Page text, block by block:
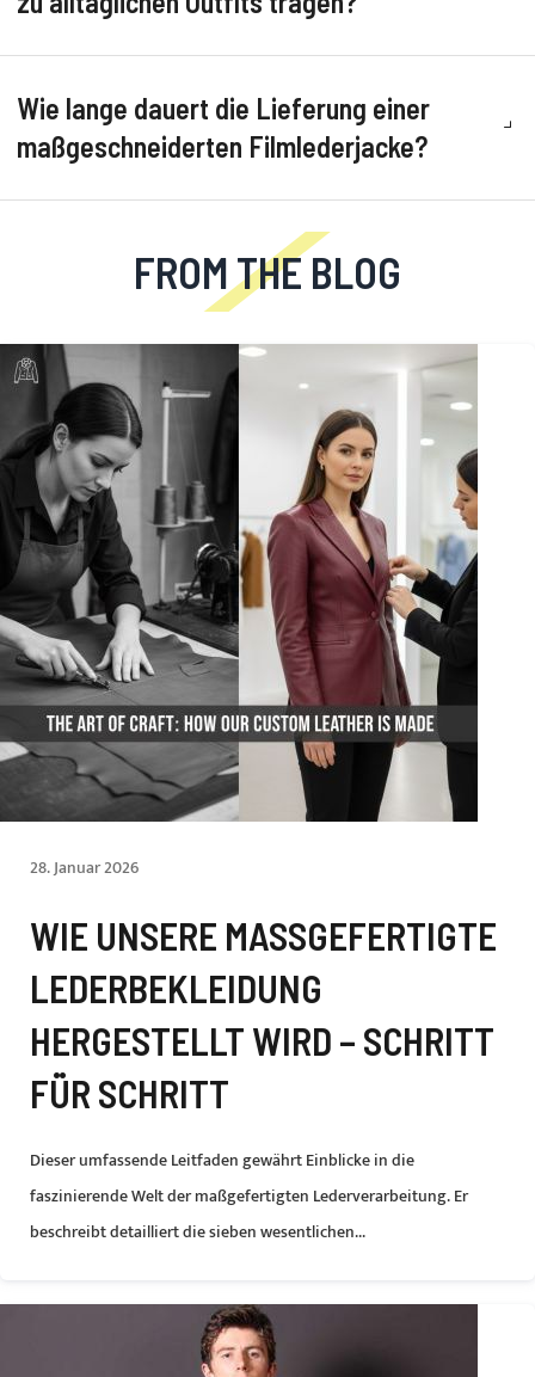
Wie lange dauert die Lieferung einer
maßgeschneiderten Filmlederjacke?
FROM THE BLOG
28. Januar 2026
WIE UNSERE MASSGEFERTIGTE L
EDERBEKLEIDUNG H
ERGESTELLT WIRD – SCHRITT F
ÜR SCHRITT
Dieser umfassende Leitfaden gewährt Einblicke in die
faszinierende Welt der maßgefertigten Lederverarbeitung. Er
beschreibt detailliert die sieben wesentlichen...